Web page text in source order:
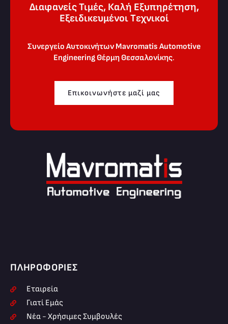
Διαφανείς Τιμές, Καλή Εξυπηρέτηση,
Eξειδικευμένοι Tεχνικοί
Συνεργείο Αυτοκινήτων Mavromatis Automotive
Engineering Θέρμη Θεσσαλονίκης.
Επικοινωνήστε μαζί μας
ΠΛΗΡΟΦΟΡΊΕΣ
Εταιρεία
Γιατί Εμάς
Νέα - Χρήσιμες Συμβουλές